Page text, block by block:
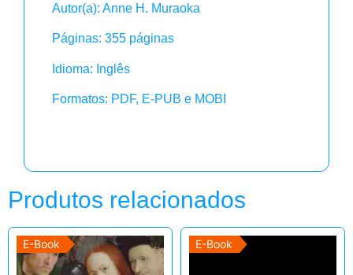
Autor(a): Anne H. Muraoka
Páginas: 355 páginas
Idioma: Inglês
Formatos: PDF, E-PUB e MOBI
Produtos relacionados
E-Book E-Book